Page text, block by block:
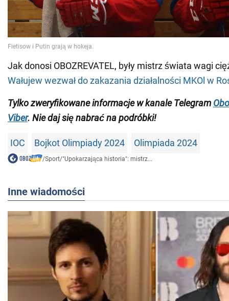
Jak donosi OBOZREVATEL, były mistrz świata wagi
Wałujew wezwał do zakazania działalności MKOl w
Tylko zweryfikowane informacje w kanale Telegram
Viber. Nie daj się nabrać na podróbki!
IOC Bojkot Olimpiady 2024 Olimpiada 2024
/Sport/"Upokarzająca historia": mistrz...
Inne wiadomości